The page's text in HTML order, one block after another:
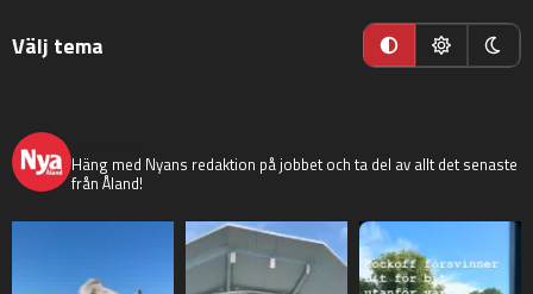
Välj tema
Häng med Nyans redaktion på jobbet och ta del av allt det senaste
från Åland!